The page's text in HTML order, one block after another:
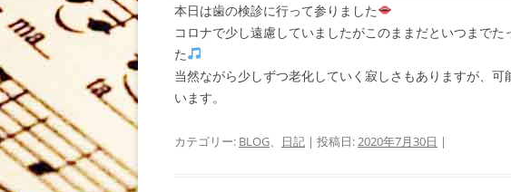
本日は歯の検診に行って参りました
コロナで少し遠慮していましたがこのままだといつまで
た
当然ながら少しずつ老化していく寂しさもありますが、
います。
カテゴリー: BLOG、 日記 | 投稿日:2020年7月30日 |